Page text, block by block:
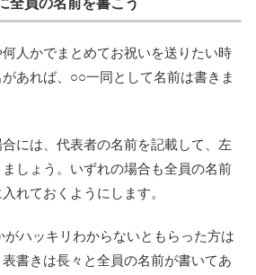
全員の名前を書こう
人かでまとめてお祝いを送りたい時
あれば、○○一同として名前は書きま
には、代表者の名前を記載して、左
しょう。いずれの場合も全員の名前
れておくようにします。
ハッキリわからないともらった方は
書きは長々と全員の名前が書いてあ